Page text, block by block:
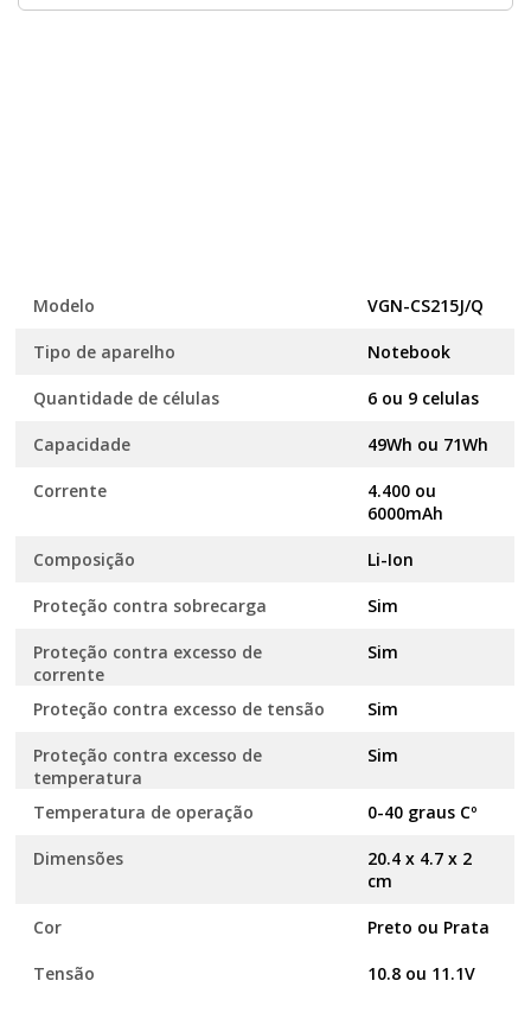
Modelo VGN-CS215J/Q
Tipo de aparelho Notebook
Quantidade de células 6 ou 9 celulas
Capacidade 49Wh ou 71Wh
Corrente
4.400 ou
6000mAh
Composição Li-Ion
Proteção contra sobrecarga Sim
Proteção contra excesso de
corrente
Sim
Proteção contra excesso de tensão Sim
Proteção contra excesso de
temperatura
Sim
Temperatura de operação 0-40 graus Cº
Dimensões
20.4 x 4.7 x 2
cm
Cor Preto ou Prata
Tensão 10.8 ou 11.1V